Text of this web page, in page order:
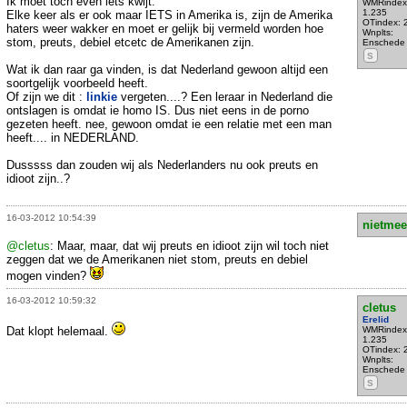
1.235
OTindex:
Wnplts:
Enschede
S
Elke keer als er ook maar IETS in Amerika is, zijn de Amerika
haters weer wakker en moet er gelijk bij vermeld worden hoe
stom, preuts, debiel etcetc de Amerikanen zijn.
Wat ik dan raar ga vinden, is dat Nederland gewoon altijd een
soortgelijk voorbeeld heeft.
Of zijn we dit : linkie vergeten....? Een leraar in Nederland die
ontslagen is omdat ie homo IS. Dus niet eens in de porno
gezeten heeft. nee, gewoon omdat ie een relatie met een man
heeft.... in NEDERLAND.
Dusssss dan zouden wij als Nederlanders nu ook preuts en
idioot zijn..?
16-03-2012 10:54:39
@cletus: Maar, maar, dat wij preuts en idioot zijn wil toch niet
zeggen dat we de Amerikanen niet stom, preuts en debiel
mogen vinden?
16-03-2012 10:59:32
cletus
Erelid
1.235
OTindex:
Wnplts:
Enschede
S
Dat klopt helemaal.